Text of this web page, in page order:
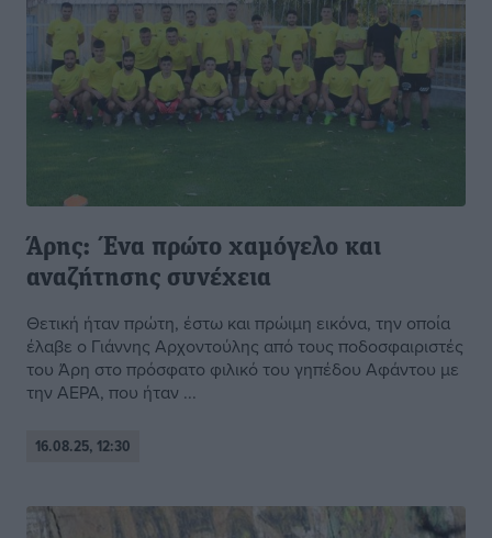
Άρης: Ένα πρώτο χαμόγελο και
αναζήτησης συνέχεια
Θετική ήταν πρώτη, έστω και πρώιμη εικόνα, την οποία
έλαβε ο Γιάννης Αρχοντούλης από τους ποδοσφαιριστές
του Άρη στο πρόσφατο φιλικό του γηπέδου Αφάντου με
την ΑΕΡΑ, που ήταν ...
16.08.25, 12:30